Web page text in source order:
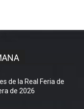
de la Real Feria de
de 2026